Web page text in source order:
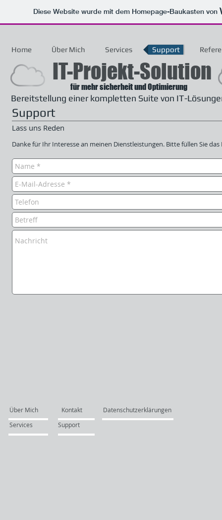
Diese Website wurde mit dem Homepage-Baukasten von
für mehr sicherheit und Optimierung
Bereitstellung einer kompletten Suite von IT-
IT-Projekt-Solution
Support
Lass uns Reden
Danke für Ihr Interesse an meinen Dienstleistungen. Bitte füllen Sie
Home Über Mich Services Support
Über Mich Kontakt
Datenschutzerklärungen
Services
Support